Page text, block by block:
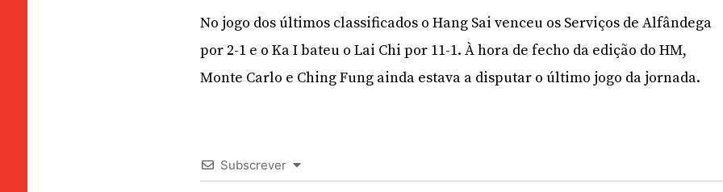
No jogo dos últimos classificados o Hang Sai venceu os Serviços de Alfândega
por 2-1 e o Ka I bateu o Lai Chi por 11-1. À hora de fecho da edição do HM,
Monte Carlo e Ching Fung ainda estava a disputar o último jogo da jornada.
Subscrever